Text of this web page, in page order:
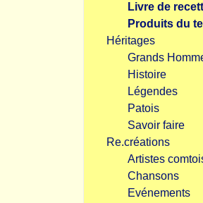
Livre de
Produits du
Héritages
Grands
Histoire
Légendes
Patois
Savoir faire
Re.créations
Artistes
Chansons
Evénements